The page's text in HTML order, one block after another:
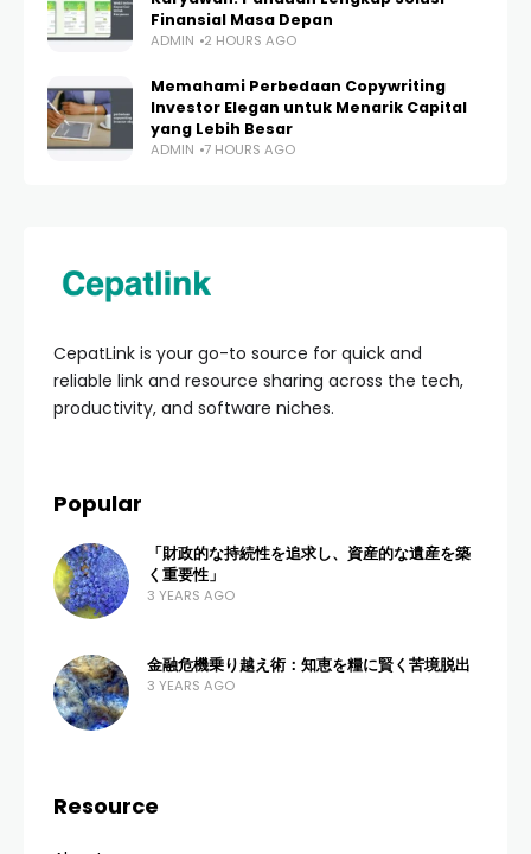
Finansial Masa Depan
ADMIN 2 HOURS AGO
Memahami Perbedaan Copywriting
Investor Elegan untuk Menarik Capital
yang Lebih Besar
ADMIN 7 HOURS AGO
CepatLink is your go-to source for quick and
reliable link and resource sharing across the tech,
productivity, and software niches.
Popular
「財政的な持続性を追求し、資産的な遺産を築
く重要性」
3 YEARS AGO
金融危機乗り越え術：知恵を糧に賢く苦境脱出
3 YEARS AGO
Resource